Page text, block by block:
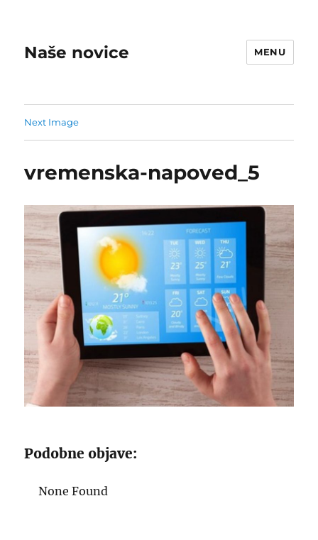
Naše novice MENU
Next Image
vremenska-napoved_5
Podobne objave:
None Found